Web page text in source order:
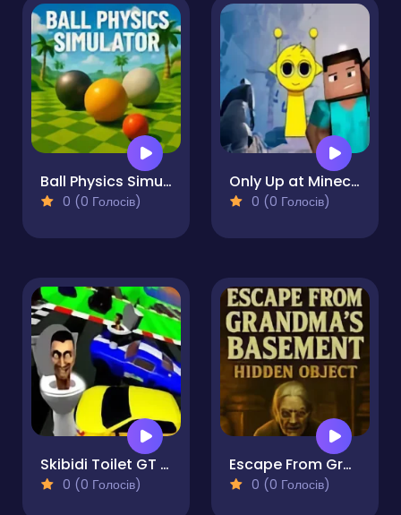
Ball Physics Simulator
0 (0 Голосів)
Only Up at Minecraft & Sprunki
0 (0 Голосів)
Skibidi Toilet GT Drag Championship
0 (0 Голосів)
Escape From Grandma's Basement - Hidden Object
0 (0 Голосів)